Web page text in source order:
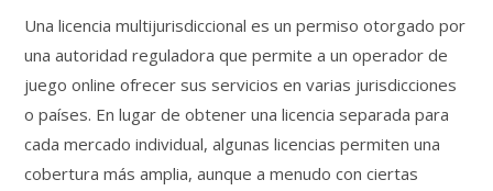
Una licencia multijurisdiccional es un permiso otorgado por
una autoridad reguladora que permite a un operador de
juego online ofrecer sus servicios en varias jurisdicciones
o países. En lugar de obtener una licencia separada para
cada mercado individual, algunas licencias permiten una
cobertura más amplia, aunque a menudo con ciertas